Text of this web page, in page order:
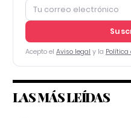
Acepto el Aviso legal y la
LAS MÁS LEÍDAS